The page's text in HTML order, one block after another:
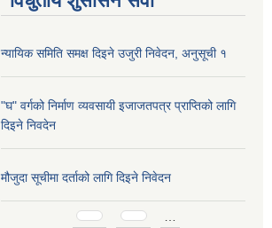
न्यायिक समिति समक्ष दिइने उजुरी निवेदन, अनुसूची १
"घ" वर्गको निर्माण व्यवसायी इजाजतपत्र प्राप्तिको लागि
दिइने निवदेन
मौजुदा सूचीमा दर्ताको लागि दिइने निवेदन